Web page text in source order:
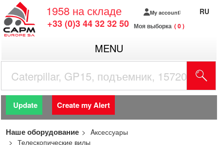
1958 на складе
+33 (0)3 44 32 32 50
My account
Моя выборка 0
RU
MENU
Update Create my Alert
Наше оборудование
Aксессуары
Телескопические вилы